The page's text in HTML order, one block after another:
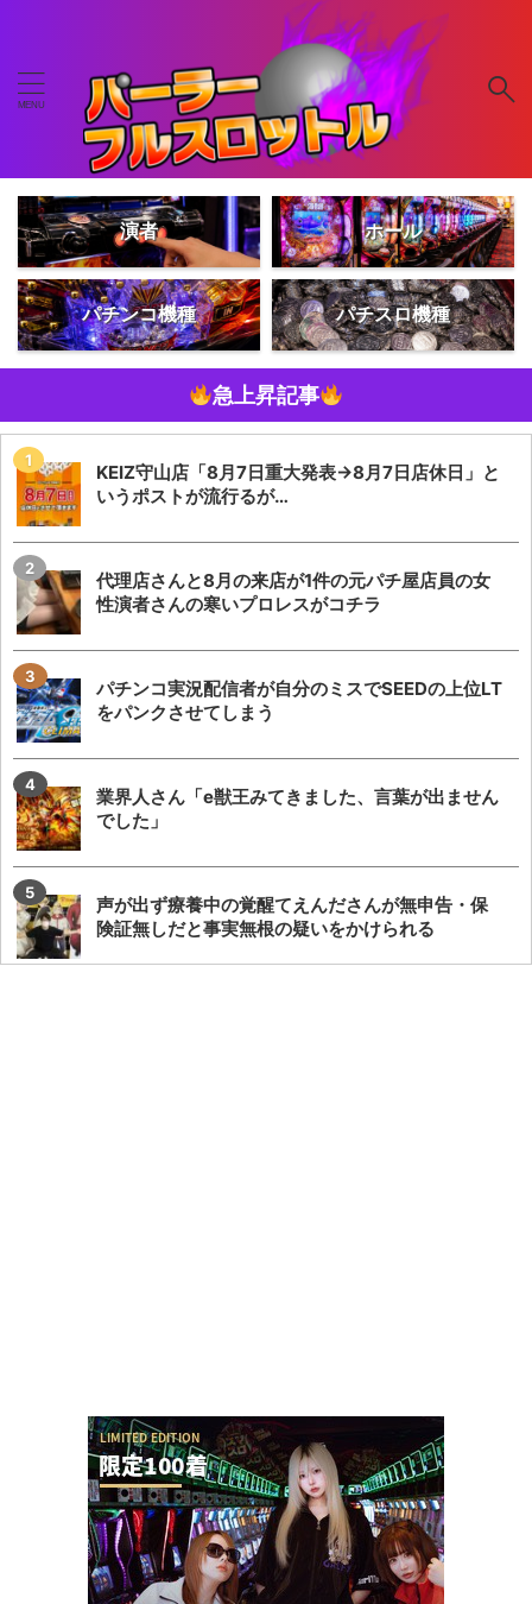
演者 ホール
パチンコ機種 パチスロ機種
急上昇記事
KEIZ守山店「8月7日重大発表→8月7日店休日」と
いうポストが流行るが…
代理店さんと8月の来店が1件の元パチ屋店員の女
性演者さんの寒いプロレスがコチラ
パチンコ実況配信者が自分のミスでSEEDの上位LT
をパンクさせてしまう
業界人さん「e獣王みてきました、言葉が出ません
でした」
声が出ず療養中の覚醒てえんださんが無申告・保
険証無しだと事実無根の疑いをかけられる
ホール関係者「SAO夜空もっと動くと思ってた
し、SEED2もっと悲惨だと思ってた、現実は難...